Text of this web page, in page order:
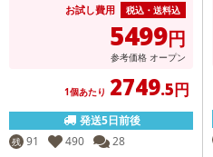
お試し費用 税込・送料込
5499円
参考価格 オープン
1個あたり 2749.5円
発送5日前後
残 91 490 28